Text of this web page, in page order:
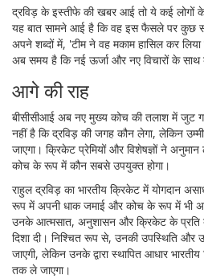
द्रविड़ के इस्तीफे की खबर आई तो ये कई लोगों
यह बात सामने आई है कि वह इस फैसले पर कुछ
अपने शब्दों में, 'टीम ने वह मकाम हासिल कर
अब समय है कि नई ऊर्जा और नए विचारों के
आगे की राह
बीसीसीआई अब नए मुख्य कोच की तलाश में जुट
नहीं है कि द्रविड़ की जगह कौन लेगा, लेकिन
जाएगा। क्रिकेट प्रेमियों और विशेषज्ञों ने
कोच के रूप में कौन सबसे उपयुक्त होगा।
राहुल द्रविड़ का भारतीय क्रिकेट में योगदान
रूप में अपनी धाक जमाई और कोच के रूप में भी अपने
उनके आत्मसात, अनुशासन और क्रिकेट के प्रति
दिशा दी। निश्चित रूप से, उनकी उपस्थिति और
जाएगी, लेकिन उनके द्वारा स्थापित आधार
तक ले जाएगा।